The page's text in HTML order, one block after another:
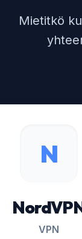
Mietitkö
N
VPN